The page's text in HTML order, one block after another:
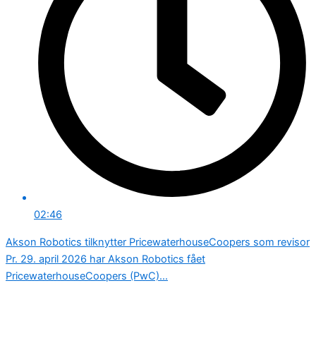
02:46
Akson Robotics tilknytter PricewaterhouseCoopers som revisor
Pr. 29. april 2026 har Akson Robotics fået
PricewaterhouseCoopers (PwC)...